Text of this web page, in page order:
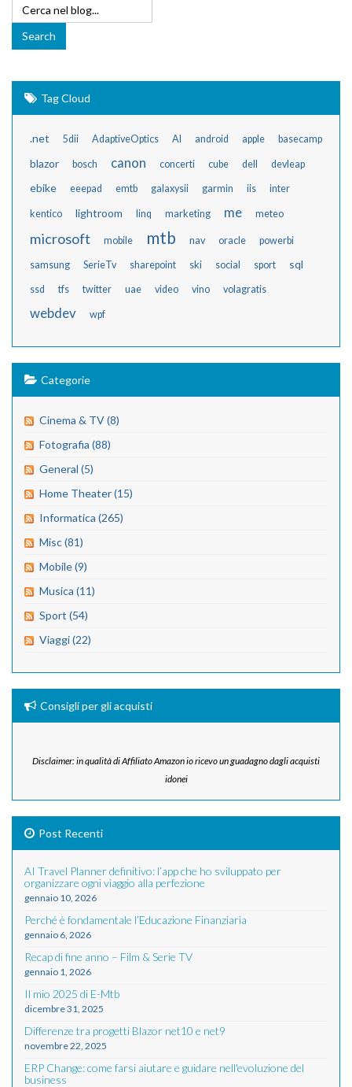
Tag Cloud
.net 5dii AdaptiveOptics AI android apple basecamp
blazor bosch canon concerti cube dell devleap
ebike eeepad emtb galaxysii garmin iis inter
kentico lightroom linq marketing me meteo
microsoft mobile mtb nav oracle powerbi
samsung SerieTv sharepoint ski social sport sql
ssd tfs twitter uae video vino volagratis
webdev wpf
Categorie
Cinema & TV (8)
Fotografia (88)
General (5)
Home Theater (15)
Informatica (265)
Misc (81)
Mobile (9)
Musica (11)
Sport (54)
Viaggi (22)
Consigli per gli acquisti
Disclaimer: in qualità di Affiliato Amazon io ricevo un guadagno dagli acquisti
idonei
Post Recenti
AI Travel Planner definitivo: l’app che ho sviluppato per
organizzare ogni viaggio alla perfezione
gennaio 10, 2026
Perché è fondamentale l’Educazione Finanziaria
gennaio 6, 2026
Recap di fine anno – Film & Serie TV
gennaio 1, 2026
Il mio 2025 di E-Mtb
dicembre 31, 2025
Differenze tra progetti Blazor net10 e net9
novembre 22, 2025
ERP Change: come farsi aiutare e guidare nell'evoluzione del
business